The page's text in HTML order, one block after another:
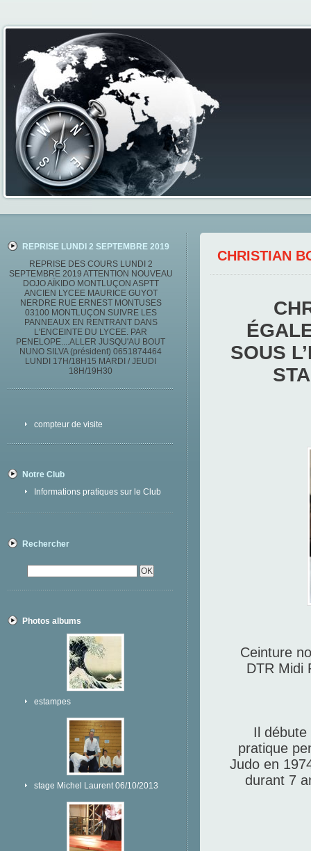
REPRISE LUNDI 2 SEPTEMBRE 2019
REPRISE DES COURS LUNDI 2
SEPTEMBRE 2019 ATTENTION NOUVEAU
DOJO AÏKIDO MONTLUÇON ASPTT
ANCIEN LYCEE MAURICE GUYOT
NERDRE RUE ERNEST MONTUSES
03100 MONTLUÇON SUIVRE LES
PANNEAUX EN RENTRANT DANS
L'ENCEINTE DU LYCEE. PAR
PENELOPE....ALLER JUSQU'AU BOUT
NUNO SILVA (président) 0651874464
LUNDI 17H/18H15 MARDI / JEUDI
18H/19H30
compteur de visite
Notre Club
Informations pratiques sur le Club
Rechercher
Photos albums
estampes
stage Michel Laurent 06/10/2013
CHRISTIAN
SOUS
Ceinture
DTR Midi
Il
pratique
Judo en
durant 7